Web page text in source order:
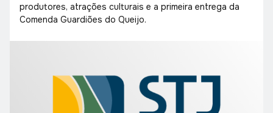
produtores, atrações culturais e a primeira entrega da
Comenda Guardiões do Queijo.